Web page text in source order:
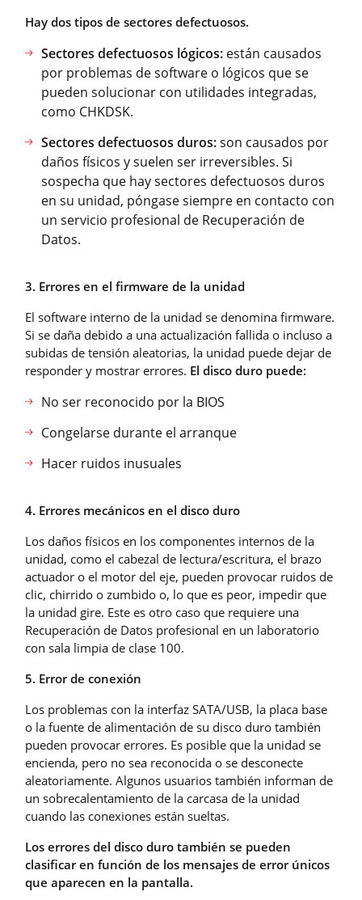
Hay dos tipos de sectores defectuosos.
Sectores defectuosos lógicos: están causados
por problemas de software o lógicos que se
pueden solucionar con utilidades integradas,
como CHKDSK.
Sectores defectuosos duros:son causados por
daños físicos y suelen ser irreversibles. Si
sospecha que hay sectores defectuosos duros
en su unidad, póngase siempre en contacto con
un servicio profesional de Recuperación de
Datos.
3. Errores en el firmware de la unidad
El software interno de la unidad se denomina firmware.
Si se daña debido a una actualización fallida o incluso a
subidas de tensión aleatorias, la unidad puede dejar de
responder y mostrar errores. El disco duro puede:
No ser reconocido por la BIOS
Congelarse durante el arranque
Hacer ruidos inusuales
4. Errores mecánicos en el disco duro
Los daños físicos en los componentes internos de la
unidad, como el cabezal de lectura/escritura, el brazo
actuador o el motor del eje, pueden provocar ruidos de
clic, chirrido o zumbido o, lo que es peor, impedir que
la unidad gire. Este es otro caso que requiere una
Recuperación de Datos profesional en un laboratorio
con sala limpia de clase 100.
5. Error de conexión
Los problemas con la interfaz SATA/USB, la placa base
o la fuente de alimentación de su disco duro también
pueden provocar errores. Es posible que la unidad se
encienda, pero no sea reconocida o se desconecte
aleatoriamente. Algunos usuarios también informan de
un sobrecalentamiento de la carcasa de la unidad
cuando las conexiones están sueltas.
Los errores del disco duro también se pueden
clasificar en función de los mensajes de error únicos
que aparecen en la pantalla.